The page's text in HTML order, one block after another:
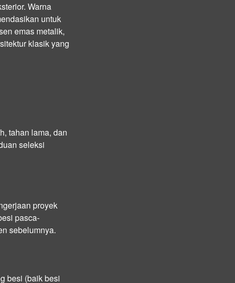
Warna
untuk
emas metalik,
klasik yang
tahan lama, dan
seleksi
proyek
pasca-
sebelumnya.
besi (baik besi